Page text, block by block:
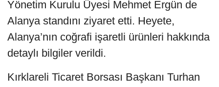
Yönetim Kurulu Üyesi Mehmet Ergün de
Alanya standını ziyaret etti. Heyete,
Alanya’nın coğrafi işaretli ürünleri hakkında
detaylı bilgiler verildi.
Kırklareli Ticaret Borsası Başkanı Turhan